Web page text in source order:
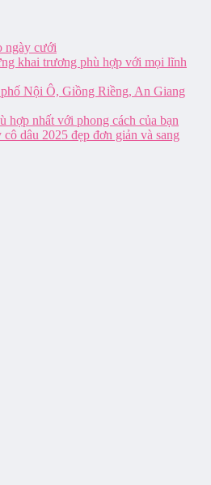
ngày cưới
khai trương phù hợp với mọi lĩnh
Nội Ô, Giồng Riềng, An Giang
hợp nhất với phong cách của bạn
dâu 2025 đẹp đơn giản và sang